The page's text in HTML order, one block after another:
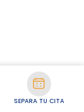
SEPARA TU CITA